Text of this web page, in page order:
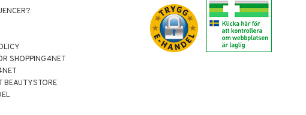
SHOPPING4NET
BEAUTYSTORE